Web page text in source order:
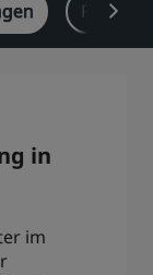
Suites
in
im